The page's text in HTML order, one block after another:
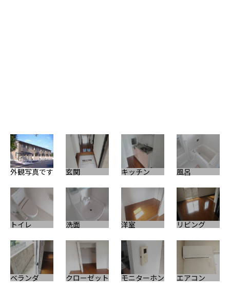
外観写真です 玄関 キッチン 風呂
トイレ 洗面 洋室 リビング
ベランダ クローゼット モニターホン エアコン